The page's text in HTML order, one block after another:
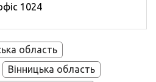
1024
область
Вінницька область